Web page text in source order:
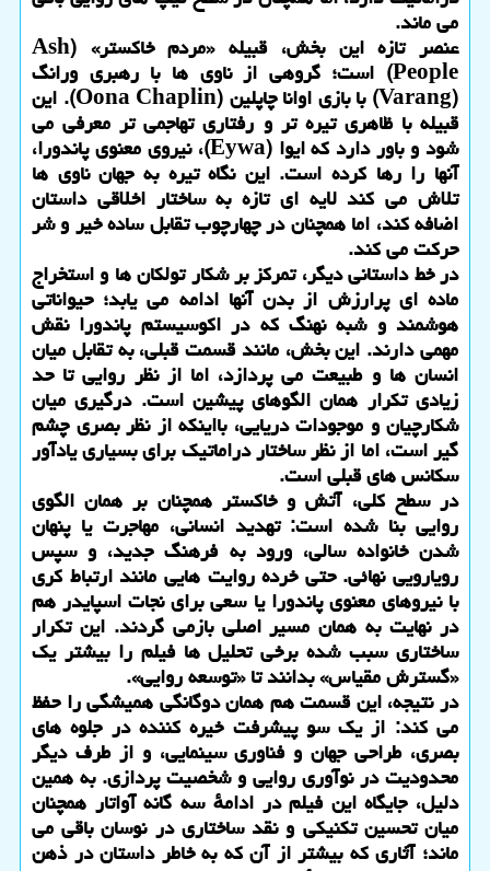
می ماند.
عنصر تازه این بخش، قبیله «مردم خاکستر» (Ash
People) است؛ گروهی از ناوی ها با رهبری ورانگ
(Varang) با بازی اوانا چاپلین (Oona Chaplin). این
قبیله با ظاهری تیره تر و رفتاری تهاجمی تر معرفی می
شود و باور دارد که ایوا (Eywa)، نیروی معنوی پاندورا،
آنها را رها کرده است. این نگاه تیره به جهان ناوی ها
تلاش می کند لایه ای تازه به ساختار اخلاقی داستان
اضافه کند، اما همچنان در چهارچوب تقابل ساده خیر و شر
حرکت می کند.
در خط داستانی دیگر، تمرکز بر شکار تولکان ها و استخراج
ماده ای پرارزش از بدن آنها ادامه می یابد؛ حیواناتی
هوشمند و شبه نهنگ که در اکوسیستم پاندورا نقش
مهمی دارند. این بخش، مانند قسمت قبلی، به تقابل میان
انسان ها و طبیعت می پردازد، اما از نظر روایی تا حد
زیادی تکرار همان الگوهای پیشین است. درگیری میان
شکارچیان و موجودات دریایی، بااینکه از نظر بصری چشم
گیر است، اما از نظر ساختار دراماتیک برای بسیاری یادآور
سکانس های قبلی است.
در سطح کلی، آتش و خاکستر همچنان بر همان الگوی
روایی بنا شده است: تهدید انسانی، مهاجرت یا پنهان
شدن خانواده سالی، ورود به فرهنگ جدید، و سپس
رویارویی نهائی. حتی خرده روایت هایی مانند ارتباط کری
با نیروهای معنوی پاندورا یا سعی برای نجات اسپایدر هم
در نهایت به همان مسیر اصلی بازمی گردند. این تکرار
ساختاری سبب شده برخی تحلیل ها فیلم را بیشتر یک
«گسترش مقیاس» بدانند تا «توسعه روایی».
در نتیجه، این قسمت هم همان دوگانگی همیشگی را حفظ
می کند: از یک سو پیشرفت خیره کننده در جلوه های
بصری، طراحی جهان و فناوری سینمایی، و از طرف دیگر
محدودیت در نوآوری روایی و شخصیت پردازی. به همین
دلیل، جایگاه این فیلم در ادامهٔ سه گانه آواتار همچنان
میان تحسین تکنیکی و نقد ساختاری در نوسان باقی می
ماند؛ آثاری که بیشتر از آن که به خاطر داستان در ذهن